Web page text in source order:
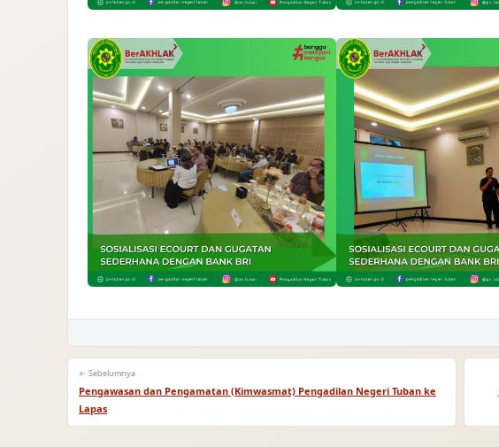
← Sebelumnya
Pengawasan dan Pengamatan (Kimwasmat) Pengadilan Negeri Tuban ke
Lapas